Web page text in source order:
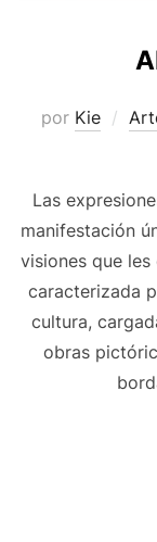
por Kie
Las
manifestación
visiones que
caracterizada
cultura,
obras